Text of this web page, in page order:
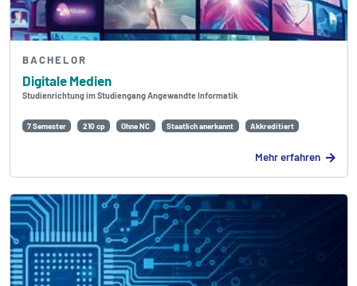
Digitale Medien
Studienrichtung im Studiengang Angewandte Informatik
BACHELOR
7 Semester 210 cp Ohne NC Staatlich anerkannt Akkreditiert
Mehr erfahren